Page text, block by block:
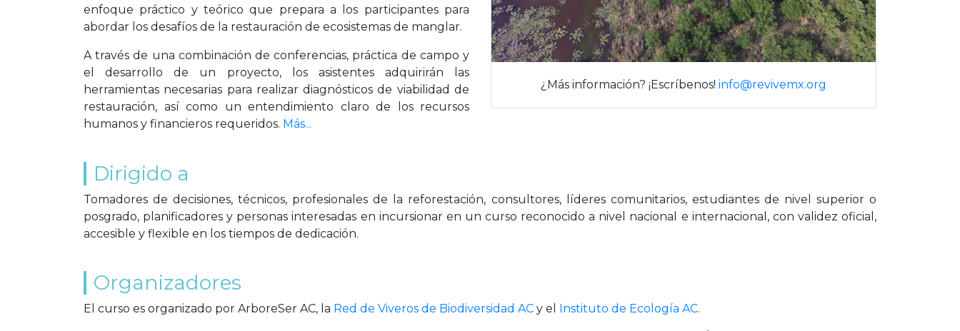
enfoque práctico y teórico que prepara a los participantes para
abordar los desafíos de la restauración de ecosistemas de manglar.
A través de una combinación de conferencias, práctica de campo y
el desarrollo de un proyecto, los asistentes adquirirán las
herramientas necesarias para realizar diagnósticos de viabilidad de
restauración, así como un entendimiento claro de los recursos
humanos y financieros requeridos. Más...
¿Más información? ¡Escríbenos! info@revivemx.org
Dirigido a
Tomadores de decisiones, técnicos, profesionales de la reforestación, consultores, líderes comunitarios, estudiantes de nivel superior o
posgrado, planificadores y personas interesadas en incursionar en un curso reconocido a nivel nacional e internacional, con validez oficial,
accesible y flexible en los tiempos de dedicación.
Organizadores
El curso es organizado por ArboreSer AC, la Red de Viveros de Biodiversidad AC y el Instituto de Ecología AC.